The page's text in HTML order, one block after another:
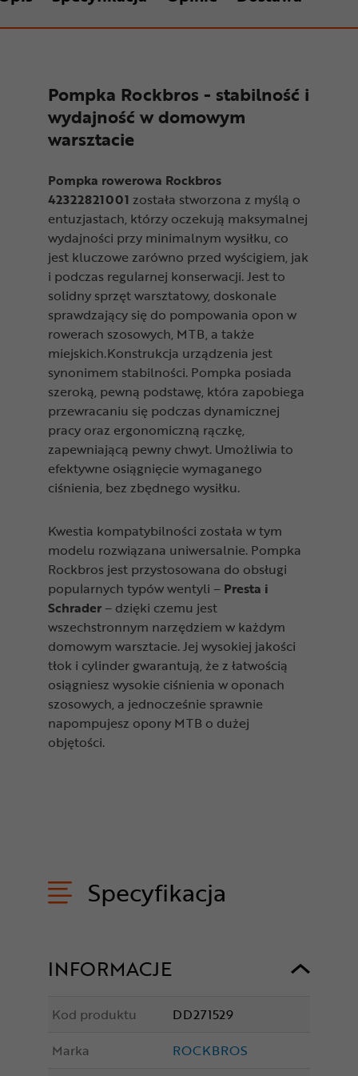
Pompka Rockbros - stabilność i
wydajność w domowym
warsztacie
Pompka rowerowa Rockbros
42322821001 została stworzona z myślą o
entuzjastach, którzy oczekują maksymalnej
wydajności przy minimalnym wysiłku, co
jest kluczowe zarówno przed wyścigiem, jak
i podczas regularnej konserwacji. Jest to
solidny sprzęt warsztatowy, doskonale
sprawdzający się do pompowania opon w
rowerach szosowych, MTB, a także
miejskich.Konstrukcja urządzenia jest
synonimem stabilności. Pompka posiada
szeroką, pewną podstawę, która zapobiega
przewracaniu się podczas dynamicznej
pracy oraz ergonomiczną rączkę,
zapewniającą pewny chwyt. Umożliwia to
efektywne osiągnięcie wymaganego
ciśnienia, bez zbędnego wysiłku.
Kwestia kompatybilności została w tym
modelu rozwiązana uniwersalnie. Pompka
Rockbros jest przystosowana do obsługi
popularnych typów wentyli – Presta i
Schrader – dzięki czemu jest
wszechstronnym narzędziem w każdym
domowym warsztacie. Jej wysokiej jakości
tłok i cylinder gwarantują, że z łatwością
osiągniesz wysokie ciśnienia w oponach
szosowych, a jednocześnie sprawnie
napompujesz opony MTB o dużej
objętości.
Specyfikacja
INFORMACJE
Kod produktu
DD271529
Marka
ROCKBROS